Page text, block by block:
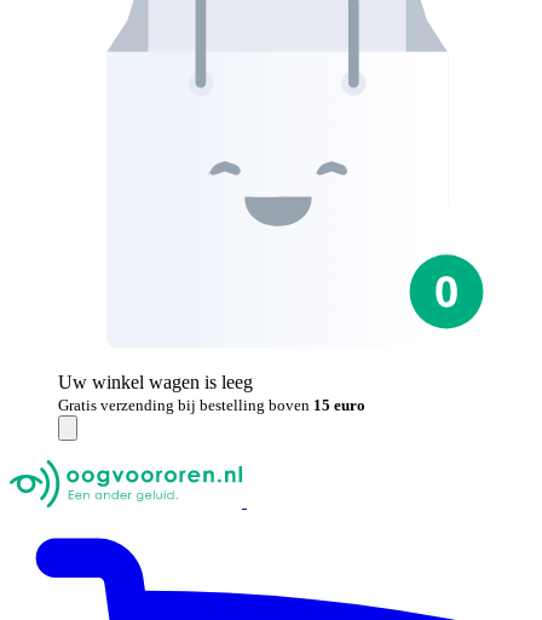
Uw winkel wagen is leeg
Gratis verzending bij bestelling boven 15 euro